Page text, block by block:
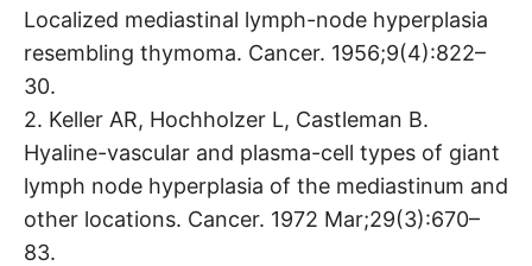
Localized mediastinal lymph-node hyperplasia
resembling thymoma. Cancer. 1956;9(4):822–
30.
2. Keller AR, Hochholzer L, Castleman B.
Hyaline-vascular and plasma-cell types of giant
lymph node hyperplasia of the mediastinum and
other locations. Cancer. 1972 Mar;29(3):670–
83.